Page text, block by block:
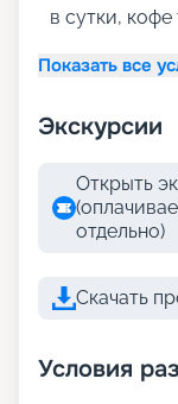
в сутки, кофе
Показать все
Экскурсии
Открыть
отдельно)
Скачать
Условия